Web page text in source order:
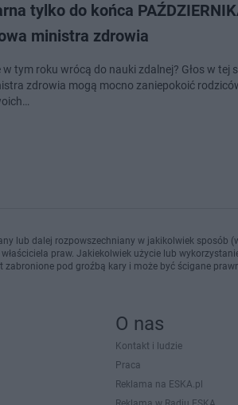
tylko do końca
ministra zdrowia
tym roku wrócą do nauki zdalnej? Głos w tej
zdrowia mogą mocno zaniepokoić
lub dalej rozpowszechniany w jakikolwiek
praw. Jakiekolwiek użycie lub
zabronione pod groźbą kary i może być ścigane
O nas
Kontakt i ludzie
Praca
Reklama na ESKA.pl